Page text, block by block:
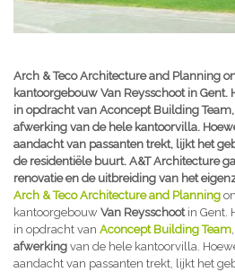
Arch & Teco Architecture and Planning
kantoorgebouw Van Reysschoot in
in opdracht van Aconcept Building
afwerking van de hele kantoorvilla.
aandacht van passanten trekt, lijkt het
de residentiële buurt. A&T Architecture
renovatie en de uitbreiding van het
Arch & Teco Architecture and Planning
kantoorgebouw Van Reysschootin Gent.
in opdracht van Aconcept Building Team
afwerking van de hele kantoorvilla.
aandacht van passanten trekt, lijkt het